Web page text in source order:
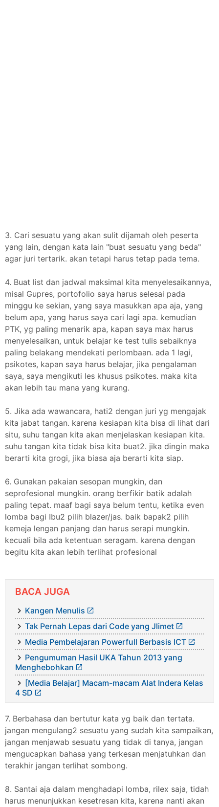
3. Cari sesuatu yang akan sulit dijamah oleh peserta
yang lain, dengan kata lain "buat sesuatu yang beda"
agar juri tertarik. akan tetapi harus tetap pada tema.
4. Buat list dan jadwal maksimal kita menyelesaikannya,
misal Gupres, portofolio saya harus selesai pada
minggu ke sekian, yang saya masukkan apa aja, yang
belum apa, yang harus saya cari lagi apa. kemudian
PTK, yg paling menarik apa, kapan saya max harus
menyelesaikan, untuk belajar ke test tulis sebaiknya
paling belakang mendekati perlombaan. ada 1 lagi,
psikotes, kapan saya harus belajar, jika pengalaman
saya, saya mengikuti les khusus psikotes. maka kita
akan lebih tau mana yang kurang.
5. Jika ada wawancara, hati2 dengan juri yg mengajak
kita jabat tangan. karena kesiapan kita bisa di lihat dari
situ, suhu tangan kita akan menjelaskan kesiapan kita.
suhu tangan kita tidak bisa kita buat2. jika dingin maka
berarti kita grogi, jika biasa aja berarti kita siap.
6. Gunakan pakaian sesopan mungkin, dan
seprofesional mungkin. orang berfikir batik adalah
paling tepat. maaf bagi saya belum tentu, ketika even
lomba bagi Ibu2 pilih blazer/jas. baik bapak2 pilih
kemeja lengan panjang dan harus serapi mungkin.
kecuali bila ada ketentuan seragam. karena dengan
begitu kita akan lebih terlihat profesional
BACA JUGA
Kangen Menulis
Tak Pernah Lepas dari Code yang Jlimet
Media Pembelajaran Powerfull Berbasis ICT
Pengumuman Hasil UKA Tahun 2013 yang
Menghebohkan
[Media Belajar] Macam-macam Alat Indera Kelas
4 SD
7. Berbahasa dan bertutur kata yg baik dan tertata.
jangan mengulang2 sesuatu yang sudah kita sampaikan,
jangan menjawab sesuatu yang tidak di tanya, jangan
mengucapkan bahasa yang terkesan menjatuhkan dan
terakhir jangan terlihat sombong.
8. Santai aja dalam menghadapi lomba, rilex saja, tidah
harus menunjukkan kesetresan kita, karena nanti akan